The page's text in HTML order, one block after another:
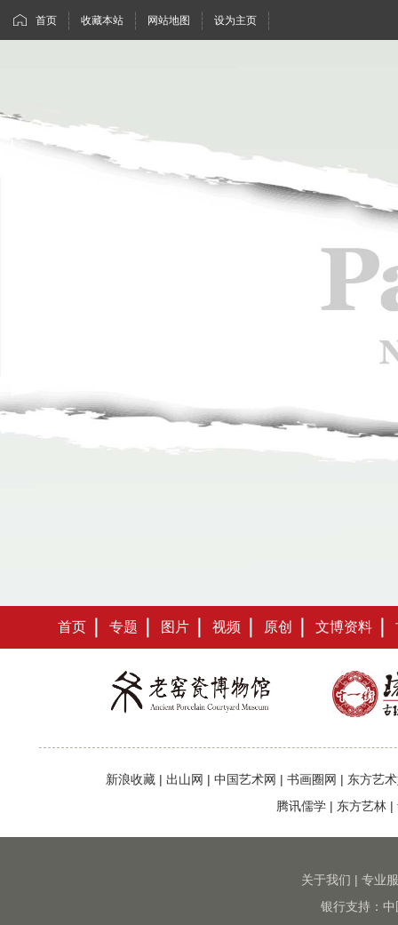
首页 收藏本站 网站地图 设为主页
首页 专题 图片 视频 原创 文博资料
新浪收藏 | 出山网 | 中国艺术网 | 书画圈网 | 东方艺
腾讯儒学 | 东方艺林 |
关于我们 | 专业
银行支持：